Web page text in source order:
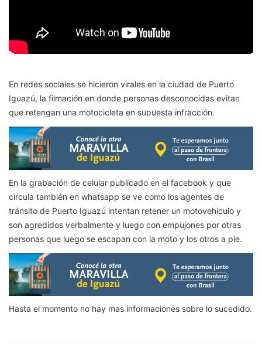
En redes sociales se hicieron virales en la ciudad de Puerto
Iguazú, la filmación en donde personas desconocidas evitan
que retengan una motocicleta en supuesta infracción.
En la grabación de celular publicado en el facebook y que
circula también en whatsapp se ve como los agentes de
tránsito de Puerto Iguazú intentan retener un motovehiculo y
son agredidos verbalmente y luego con empujones por otras
personas que luego se escapan con la moto y los otros a pie.
Hasta el momento no hay mas informaciones sobre lo sucedido.